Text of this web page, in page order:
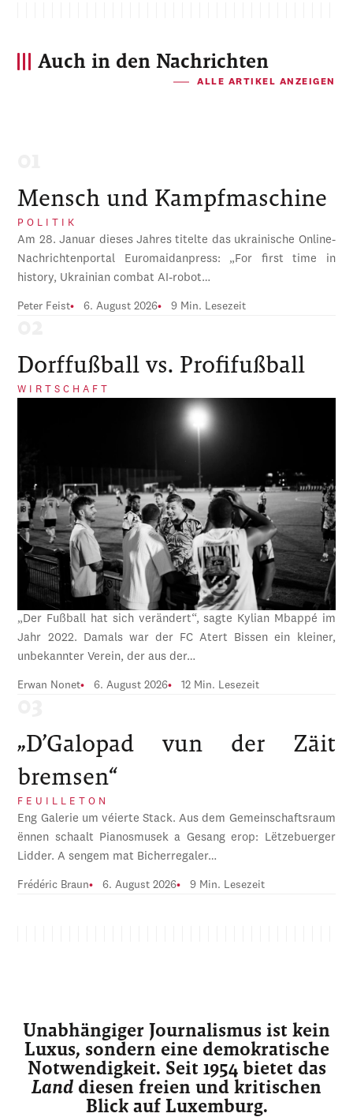
Auch in den Nachrichten
ALLE ARTIKEL ANZEIGEN
Mensch und Kampfmaschine
POLITIK
Am 28. Januar dieses Jahres titelte das ukrainische Online-
Nachrichtenportal Euromaidanpress: „For first time in
history, Ukrainian combat AI-robot…
Peter Feist 6. August 2026 9 Min. Lesezeit
Dorffußball vs. Profifußball
WIRTSCHAFT
„Der Fußball hat sich verändert“, sagte Kylian Mbappé im
Jahr 2022. Damals war der FC Atert Bissen ein kleiner,
unbekannter Verein, der aus der…
Erwan Nonet 6. August 2026 12 Min. Lesezeit
„D’Galopad vun der Zäit
bremsen“
FEUILLETON
Eng Galerie um véierte Stack. Aus dem Gemeinschaftsraum
ënnen schaalt Pianosmusek a Gesang erop: Lëtzebuerger
Lidder. A sengem mat Bicherregaler…
Frédéric Braun 6. August 2026 9 Min. Lesezeit
Unabhängiger Journalismus ist kein
Luxus, sondern eine demokratische
Notwendigkeit. Seit 1954 bietet das
Land diesen freien und kritischen
Blick auf Luxemburg.